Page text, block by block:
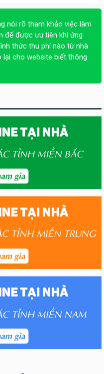
nói rõ tham khảo việc làm
để được ưu tiên khi ứng
thức thu phí nào từ nhà
lại cho website biết thông